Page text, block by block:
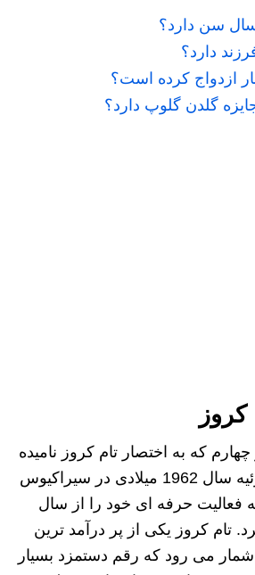
سن دارد؟
دارد؟
ازدواج کرده است؟
گلدن گلوپ دارد؟
کروز
که به اختصار تام کروز نامیده
می شود متولد 3 ژوئیه سال 1962 میلادی در سیراکیوس
فعالیت حرفه ای خود را از سال
کرد. تام کروز یکی از پر درآمد ترین
شمار می رود که رقم دستمزد بسیار